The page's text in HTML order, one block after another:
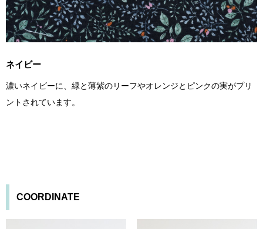
ネイビー
濃いネイビーに、緑と薄紫のリーフやオレンジとピンクの実がプリ
ントされています。
COORDINATE